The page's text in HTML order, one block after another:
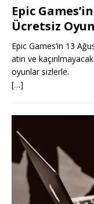
Epic
Ücretsiz
Epic Games’in 13
atın ve
oyunlar sizlerle.
[…]